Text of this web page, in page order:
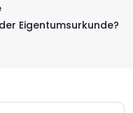
Eigentumsurkunde?